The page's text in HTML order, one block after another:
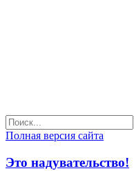
Полная версия сайта
Это надувательство!